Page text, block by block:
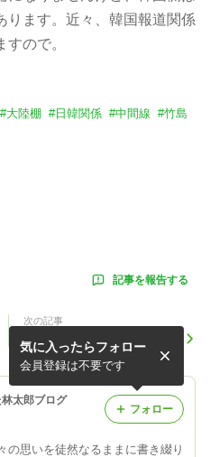
ります。近々、韓国報道関係
ので。
#大陸棚 #日韓関係 #中間線 #竹島
記事を報告する
次の記事
今国会を振り返る（後半部
分）
太郎ブログ
の思いを徒然なるままに書き綴り
気に入ったらフォロー
会員登録は不要です
フォロー